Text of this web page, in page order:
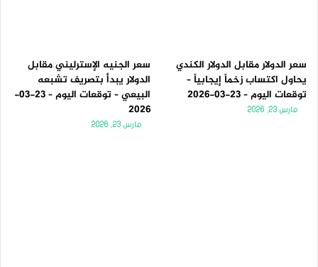
سعر الدولار مقابل الدولار الكندي
يحاول اكتساب زخماً إيجابياً –
توقعات اليوم – 23-03-2026
مارس 23, 2026
سعر الجنيه الإسترليني مقابل
الدولار يبدأ بتصريف تشبعه
البيعي – توقعات اليوم – 23-03-
2026
مارس 23, 2026